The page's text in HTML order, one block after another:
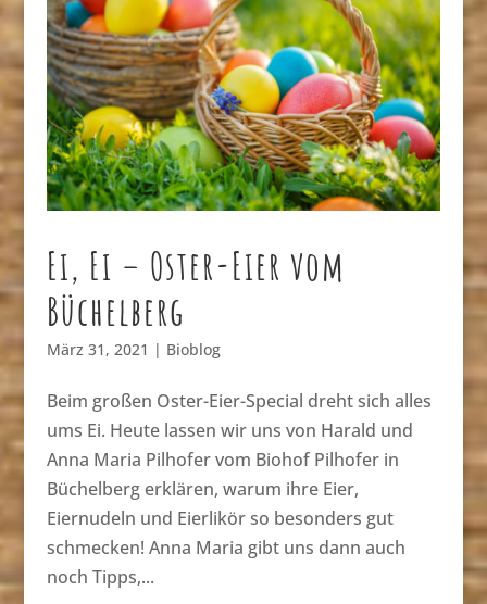
Ei, Ei – Oster-Eier vom
Büchelberg
März 31, 2021 | Bioblog
Beim großen Oster-Eier-Special dreht sich alles
ums Ei. Heute lassen wir uns von Harald und
Anna Maria Pilhofer vom Biohof Pilhofer in
Büchelberg erklären, warum ihre Eier,
Eiernudeln und Eierlikör so besonders gut
schmecken! Anna Maria gibt uns dann auch
noch Tipps,...